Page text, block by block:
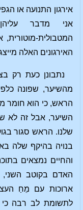
אירגון התנועה או
אני מדבר
המטבולית-מוטורית,
האירגונים האלה
נתבונן כעת רק
מהשיער, שפונה
הראש, כי הוא חומר
השיער, אבל זה לא
שלנו. הראש סגור
בנויה בהיקף שלה
והחיים נמצאים
האדם בקוטב השני,
ארוכות עם מֵחַ
לתשומת לב רבה כי